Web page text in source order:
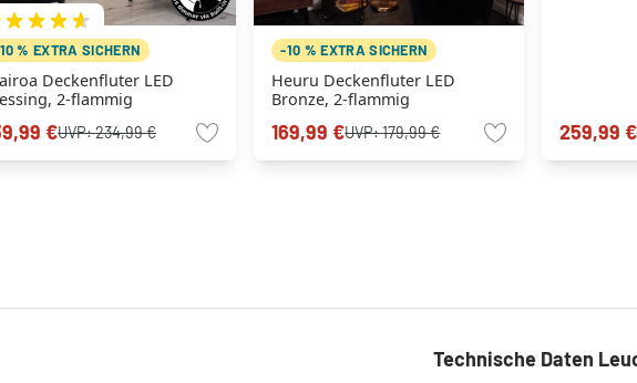
% EXTRA SICHERN
Deckenfluter LED
2-flammig
€UVP:234,99 €
-10 % EXTRA SICHERN
Heuru Deckenfluter LED
Bronze, 2-flammig
169,99 €UVP:179,99 € 259,99 €
Technische Daten